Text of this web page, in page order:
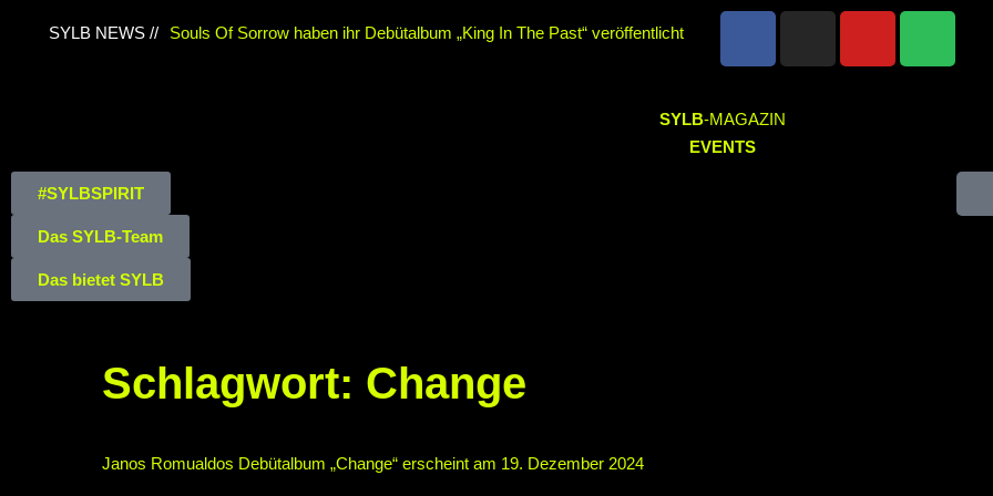
SYLB NEWS // Souls Of Sorrow haben ihr Debütalbum „King In The Past“ veröffentlicht
TerrortwinZ EP-Releaseshow am 22.11.2025 im Parkhaus Meiderich,
Meiderich, Duisburg (Vorbericht)
Of Independence“
ROTTSTR5-THEATER, Bochum
SYLB-MAGAZIN
EVENTS
#SYLBSPIRIT
Das SYLB-Team
Das bietet SYLB
Schlagwort: Change
Janos Romualdos Debütalbum „Change“ erscheint am 19. Dezember 2024